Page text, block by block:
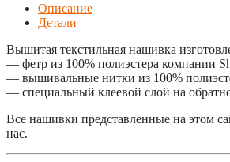
Описание
Детали
Вышитая текстильная нашивка
— фетр из 100% полиэстера компании
— вышивальные нитки из 100%
— специальный клеевой слой на
Все нашивки представленные на этом
нас.